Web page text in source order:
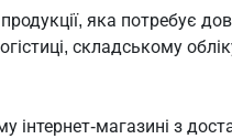
яка потребує
складському
інтернет-магазині з